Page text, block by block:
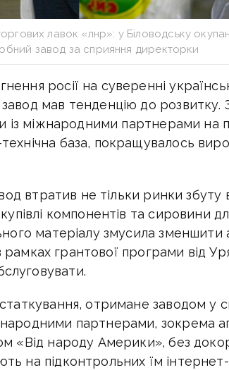
лавок «лнр»: у Біловодську
завод за сприяння директорки
росії на суверенні
мав тенденцію до розвитку.
із міжнародними партнерами на
база, покращувалось
втратив не тільки ринки збуту
компонентів та сировини
матеріалу змусила
в рамках грантової програми від
отримане заводом у
партнерами, зокрема
«Від народу Америки», без
на підконтрольних їм